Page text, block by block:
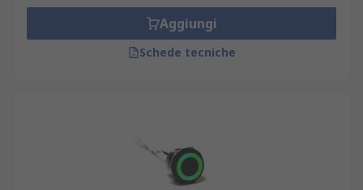
Aggiungi
Schede tecniche